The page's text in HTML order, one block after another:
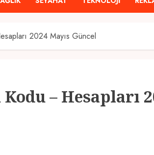
2024 Mayıs Güncel
– Hesapları